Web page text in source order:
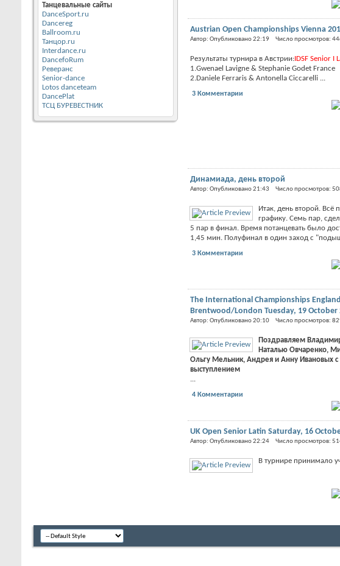
Танцевальные сайты
DanceSport.ru
Dancereg
Ballroom.ru
Танцор.ru
Interdance.ru
DancefoRum
Реверанс
Senior-dance
Lotos danceteam
DancePlat
ТСЦ БУРЕВЕСТНИК
Austrian Open Championships Vienna
Автор: Опубликовано 22:19 Число просмотров:
Результаты турнира в Австрии:IDSF Senior I
1.Gwenael Lavigne & Stephanie Godet France
2.Daniele Ferraris & Antonella Ciccarelli ...
3 Комментарии
Динамиада, день второй
Автор: Опубликовано 21:43 Число просмотров:
Итак, день второй. Всё
графику. Семь пар,
5 пар в финал. Время потанцевать было
1,45 мин. Полуфинал в один заход с
3 Комментарии
The International Championships
Brentwood/London Tuesday, 19 October
Автор: Опубликовано 20:10 Число просмотров:
Поздравляем
Наталью Овчаренко,
Ольгу Мельник, Андрея и Анну Ивановых
выступлением
4 Комментарии
UK Open Senior Latin Saturday, 16
Автор: Опубликовано 22:24 Число просмотров:
В турнире принимало